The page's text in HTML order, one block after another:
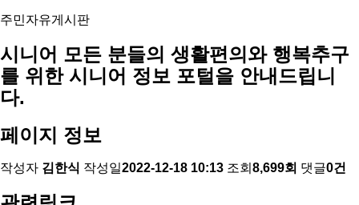
주민자유게시판
시니어 모든 분들의 생활편의와 행복추구
를 위한 시니어 정보 포털을 안내드립니
다.
페이지 정보
작성자 김한식 작성일2022-12-18 10:13 조회 8,699회 댓글0건